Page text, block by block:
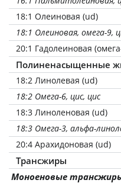
18:1 Олеиновая (ud)
18:1 Олеиновая, омега-9,
20:1 Гадолеиновая
Полиненасыщенные
18:2 Линолевая (ud)
18:2 Омега-6, цис, цис
18:3 Линоленовая (ud)
18:3 Омега-3, альфа-
20:4 Арахидоновая (ud)
Трансжиры
Моноеновые